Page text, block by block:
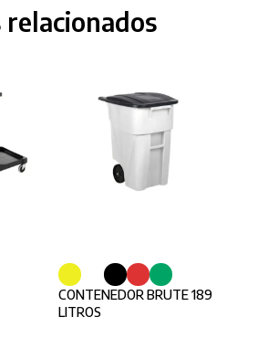
CONTENEDOR BRUTE 189
LITROS